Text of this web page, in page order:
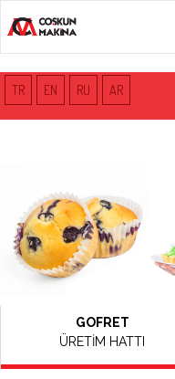
TR EN RU AR
GOFRET
ÜRETİM HATTI